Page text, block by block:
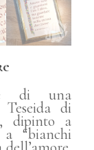
di una
di
dipinto a
“bianchi